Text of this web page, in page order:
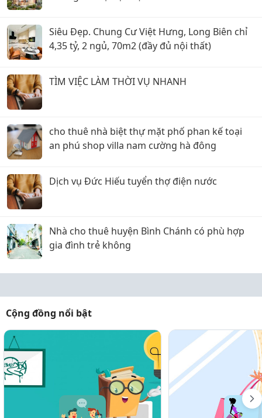
Siêu Đẹp. Chung Cư Việt Hưng, Long Biên chỉ
4,35 tỷ, 2 ngủ, 70m2 (đầy đủ nội thất)
TÌM VIỆC LÀM THỜI VỤ NHANH
cho thuê nhà biệt thự mặt phố phan kế toại
an phú shop villa nam cường hà đông
Dịch vụ Đức Hiếu tuyển thợ điện nước
Nhà cho thuê huyện Bình Chánh có phù hợp
gia đình trẻ không
Cộng đồng nổi bật